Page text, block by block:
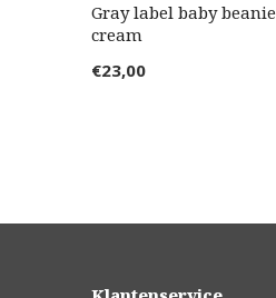
Gray label baby beanie
cream
€23,00